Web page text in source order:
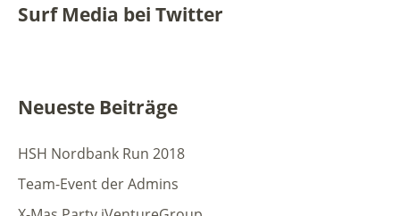
Surf Media bei Twitter
Neueste Beiträge
HSH Nordbank Run 2018
Team-Event der Admins